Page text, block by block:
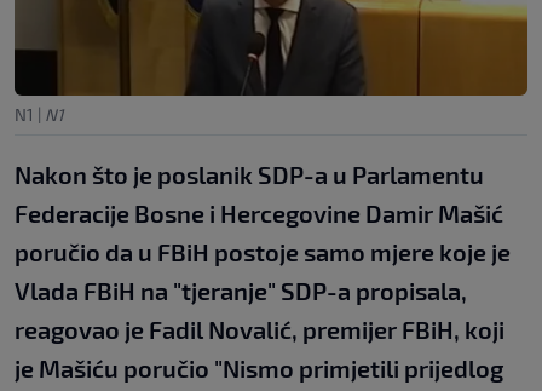
N1 | N1
Nakon što je poslanik SDP-a u Parlamentu
Federacije Bosne i Hercegovine Damir Mašić
poručio da u FBiH postoje samo mjere koje je
Vlada FBiH na "tjeranje" SDP-a propisala,
reagovao je Fadil Novalić, premijer FBiH, koji
je Mašiću poručio "Nismo primjetili prijedlog